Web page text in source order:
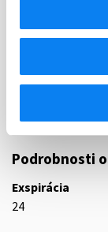
ATC
B05
Podrobnosti
Exspirácia
24